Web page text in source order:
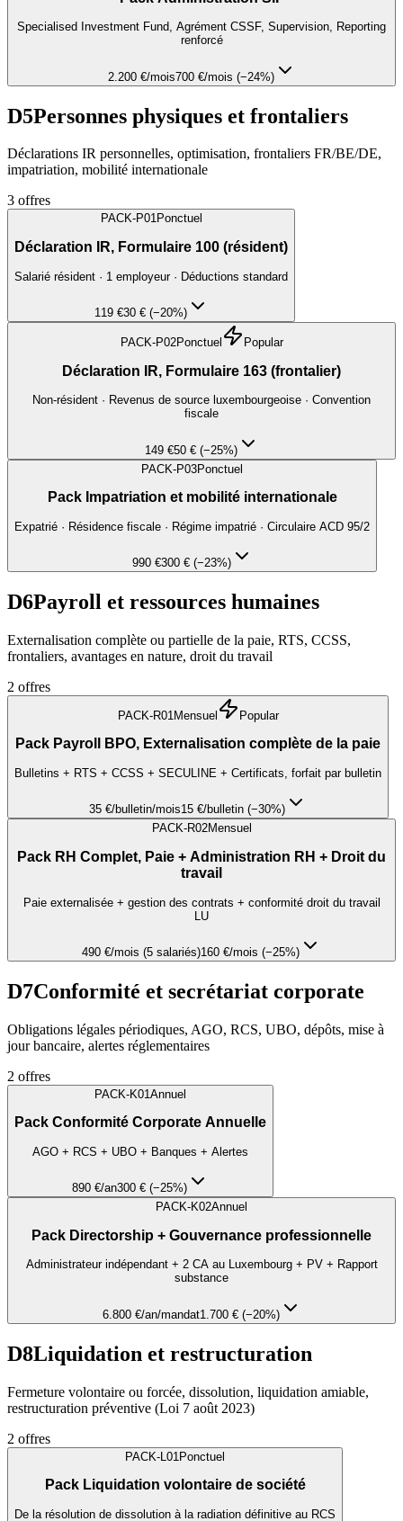
Specialised Investment Fund, Agrément CSSF, Supervision, Reporting
renforcé
2.200 €/mois700 €/mois (−24%)
D5Personnes physiques et frontaliers
Déclarations IR personnelles, optimisation, frontaliers FR/BE/DE,
impatriation, mobilité internationale
3 offres
PACK-P01Ponctuel
Déclaration IR, Formulaire 100 (résident)
Salarié résident · 1 employeur · Déductions standard
119 €30 € (−20%)
PACK-P02Ponctuel Popular
Déclaration IR, Formulaire 163 (frontalier)
Non-résident · Revenus de source luxembourgeoise · Convention
fiscale
149 €50 € (−25%)
PACK-P03Ponctuel
Pack Impatriation et mobilité internationale
Expatrié · Résidence fiscale · Régime impatrié · Circulaire ACD 95/2
990 €300 € (−23%)
D6Payroll et ressources humaines
Externalisation complète ou partielle de la paie, RTS, CCSS,
frontaliers, avantages en nature, droit du travail
2 offres
PACK-R01 Mensuel Popular
Pack Payroll BPO, Externalisation complète de la paie
Bulletins + RTS + CCSS + SECULINE + Certificats, forfait par bulletin
35 €/bulletin/mois15 €/bulletin (−30%)
PACK-R02Mensuel
Pack RH Complet, Paie + Administration RH + Droit du
travail
Paie externalisée + gestion des contrats + conformité droit du travail
LU
490 €/mois (5 salariés)160 €/mois (−25%)
D7Conformité et secrétariat corporate
Obligations légales périodiques, AGO, RCS, UBO, dépôts, mise à
jour bancaire, alertes réglementaires
2 offres
PACK-K01Annuel
Pack Conformité Corporate Annuelle
AGO + RCS + UBO + Banques + Alertes
890 €/an300 € (−25%)
PACK-K02Annuel
Pack Directorship + Gouvernance professionnelle
Administrateur indépendant + 2 CA au Luxembourg + PV + Rapport
substance
6.800 €/an/mandat1.700 € (−20%)
D8Liquidation et restructuration
Fermeture volontaire ou forcée, dissolution, liquidation amiable,
restructuration préventive (Loi 7 août 2023)
2 offres
PACK-L01 Ponctuel
Pack Liquidation volontaire de société
De la résolution de dissolution à la radiation définitive au RCS